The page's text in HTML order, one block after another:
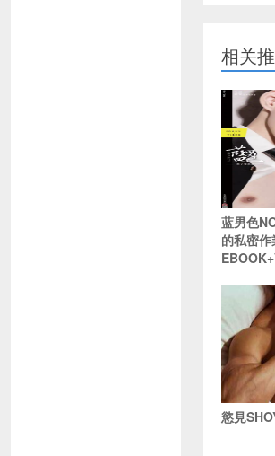
相关
蓝男色
的私密
慾見